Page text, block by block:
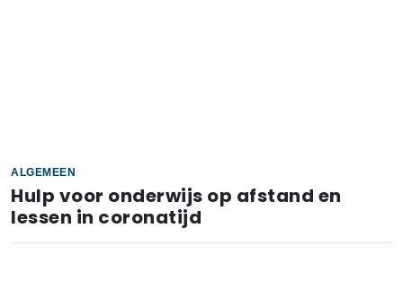
ALGEMEEN
Hulp voor onderwijs op afstand en
lessen in coronatijd